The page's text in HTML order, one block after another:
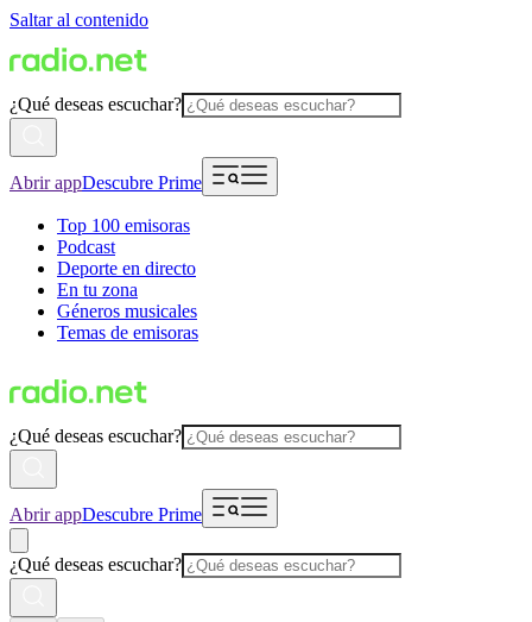
Saltar al contenido
¿Qué deseas escuchar?
Abrir appDescubre Prime
Top 100 emisoras
Podcast
Deporte en directo
En tu zona
Géneros musicales
Temas de emisoras
¿Qué deseas escuchar?
Abrir appDescubre Prime
¿Qué deseas escuchar?